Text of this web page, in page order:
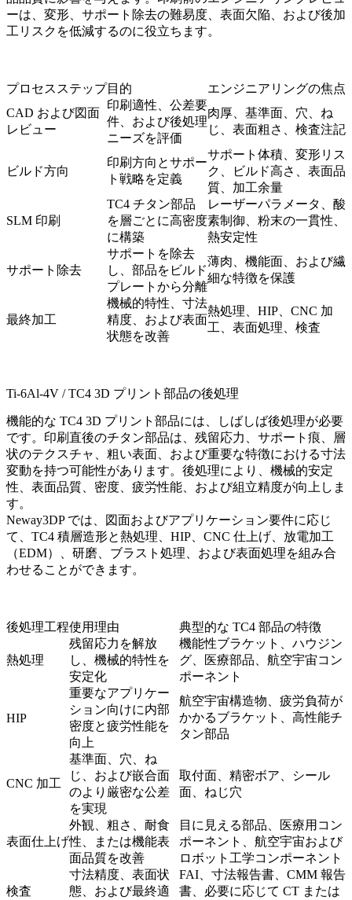
ーは、変形、サポート除去の難易度、表面欠陥、および後加
工リスクを低減するのに役立ちます。
プロセスステップ目的
エンジニアリングの焦点
CAD および図面
レビュー
印刷適性、公差要
件、および後処理
ニーズを評価
肉厚、基準面、穴、ね
じ、表面粗さ、検査注記
ビルド方向
印刷方向とサポー
ト戦略を定義
サポート体積、変形リス
ク、ビルド高さ、表面品
質、加工余量
SLM 印刷
TC4 チタン部品
を層ごとに高密度
に構築
レーザーパラメータ、酸
素制御、粉末の一貫性、
熱安定性
サポート除去
サポートを除去
し、部品をビルド
プレートから分離
薄肉、機能面、および繊
細な特徴を保護
最終加工
機械的特性、寸法
精度、および表面
状態を改善
熱処理、HIP、CNC 加
工、表面処理、検査
Ti-6Al-4V / TC4 3D プリント部品の後処理
機能的な TC4 3D プリント部品には、しばしば後処理が必要
です。印刷直後のチタン部品は、残留応力、サポート痕、層
状のテクスチャ、粗い表面、および重要な特徴における寸法
変動を持つ可能性があります。後処理により、機械的安定
性、表面品質、密度、疲労性能、および組立精度が向上しま
す。
Neway3DP では、図面およびアプリケーション要件に応じ
て、TC4 積層造形と熱処理 HIP 、CNC 仕上げ、放電加工
（EDM）、研磨、ブラスト処理、および表面処理を組み合
わせることができます。
後処理工程使用理由 典型的な TC4 部品の特徴
熱処理
残留応力を解放
し、機械的特性を
安定化
機能性ブラケット、ハウジン
グ、医療部品、航空宇宙コン
ポーネント
HIP
重要なアプリケー
ション向けに内部
密度と疲労性能を
向上
航空宇宙構造物、疲労負荷が
かかるブラケット、高性能チ
タン部品
CNC 加工
基準面、穴、ね
じ、および嵌合面
のより厳密な公差
を実現
取付面、精密ボア、シール
面、ねじ穴
表面仕上げ
外観、粗さ、耐食
性、または機能表
面品質を改善
目に見える部品、医療用コン
ポーネント、航空宇宙および
ロボット工学コンポーネント
検査
寸法精度、表面状
態、および最終適
FAI、寸法報告書、CMM 報告
書、必要に応じて CT または